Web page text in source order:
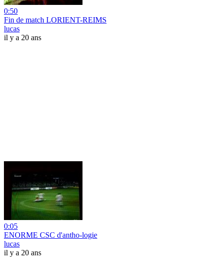
0:50
Fin de match LORIENT-REIMS
lucas
il y a 20 ans
0:05
ENORME CSC d'antho-logie
lucas
il y a 20 ans